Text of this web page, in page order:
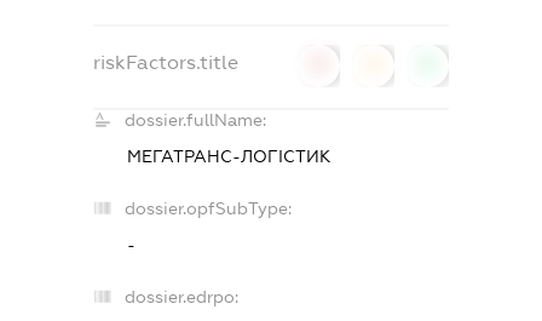
riskFactors.title
dossier.fullName:
МЕГАТРАНС-ЛОГІСТИК
dossier.opfSubType:
-
dossier.edrpo: